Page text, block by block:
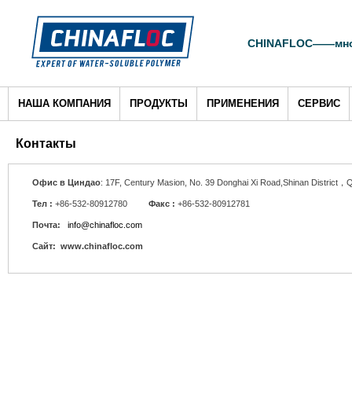
НАША КОМПАНИЯ ПРОДУКТЫ ПРИМЕНЕНИЯ СЕРВИС
Контакты
Офис в Циндао: 17F, Century Masion, No. 39 Donghai Xi Road,Shinan District，
Тел : +86-532-80912780 Факс : +86-532-80912781
Почта: info@chinafloc.com
Caйт: www.chinafloc.com